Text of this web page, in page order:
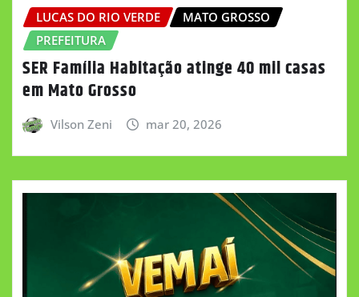
LUCAS DO RIO VERDE
MATO GROSSO
PREFEITURA
SER Família Habitação atinge 40 mil casas
em Mato Grosso
Vilson Zeni mar 20, 2026